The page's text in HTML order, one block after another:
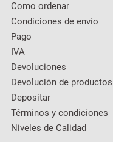
Como ordenar
Condiciones de envío
Pago
IVA
Devoluciones
Devolución de productos
Depositar
Términos y condiciones
Niveles de Calidad